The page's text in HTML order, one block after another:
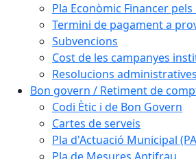
Pla Econòmic Financer
Termini de pagament a
Subvencions
Cost de les campanyes
Resolucions
Bon govern / Retiment de
Codi Ètic i de Bon Govern
Cartes de serveis
Pla d'Actuació Municipal